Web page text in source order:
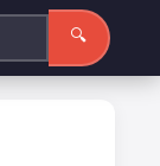
🔍